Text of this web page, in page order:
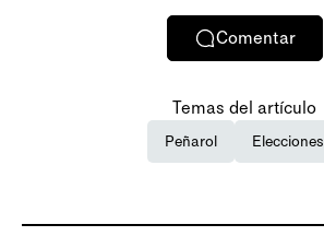
Comentar
Temas del artículo
Peñarol Elecciones